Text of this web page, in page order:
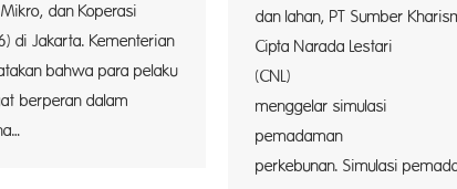
dan Koperasi
di Jakarta. Kementerian
bahwa para pelaku
berperan dalam
dan lahan, PT Sumber
Cipta Narada Lestari
menggelar simulasi
perkebunan. Simulasi